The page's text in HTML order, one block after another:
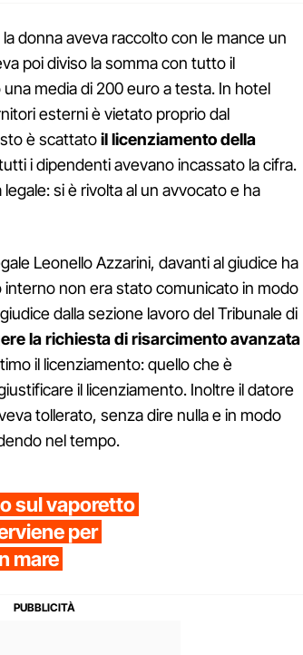
donna aveva raccolto con le mance un
poi diviso la somma con tutto il
media di 200 euro a testa. In hotel
esterni è vietato proprio dal
è scattatoil licenziamento della
i dipendenti avevano incassato la cifra.
si è rivolta al un avvocato e ha
Leonello Azzarini, davanti al giudice ha
non era stato comunicato in modo
dalla sezione lavoro del Tribunale di
la richiesta di risarcimento avanzata
il licenziamento: quello che è
il licenziamento. Inoltre il datore
tollerato, senza dire nulla e in modo
nel tempo.
sul vaporetto
per
mare